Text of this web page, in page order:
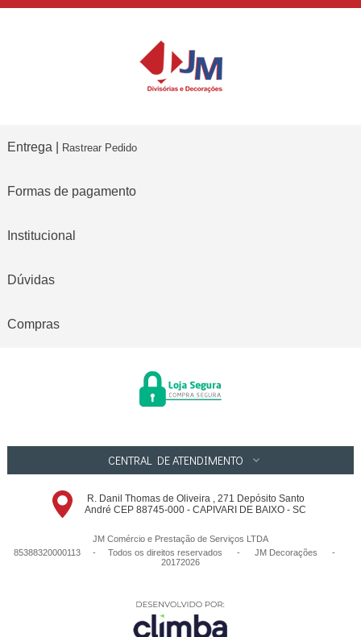
Entrega | Rastrear Pedido
Formas de pagamento
Institucional
Dúvidas
Compras
CENTRAL DE ATENDIMENTO
R. Danil Thomas de Oliveira , 271 Depósito Santo
André CEP 88745-000 - CAPIVARI DE BAIXO - SC
JM Comércio e Prestação de Serviços LTDA
85388320000113 - Todos os direitos reservados
- JM Decorações
-
20172026